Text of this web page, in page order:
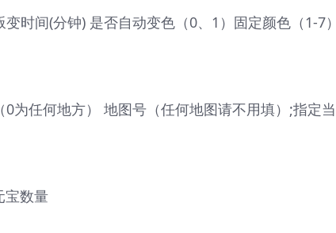
变时间(分钟) 是否自动变色（0、1）固定颜色（1-7
为任何地方） 地图号（任何地图请不用填）;指定
宝数量